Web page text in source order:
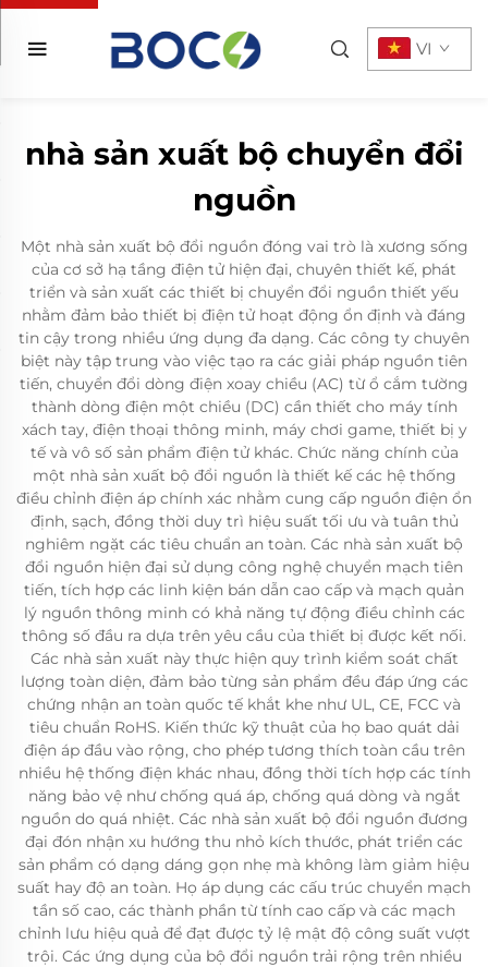
VI
nhà sản xuất bộ chuyển đổi
nguồn
Một nhà sản xuất bộ đổi nguồn đóng vai trò là xương sống
của cơ sở hạ tầng điện tử hiện đại, chuyên thiết kế, phát
triển và sản xuất các thiết bị chuyển đổi nguồn thiết yếu
nhằm đảm bảo thiết bị điện tử hoạt động ổn định và đáng
tin cậy trong nhiều ứng dụng đa dạng. Các công ty chuyên
biệt này tập trung vào việc tạo ra các giải pháp nguồn tiên
tiến, chuyển đổi dòng điện xoay chiều (AC) từ ổ cắm tường
thành dòng điện một chiều (DC) cần thiết cho máy tính
xách tay, điện thoại thông minh, máy chơi game, thiết bị y
tế và vô số sản phẩm điện tử khác. Chức năng chính của
một nhà sản xuất bộ đổi nguồn là thiết kế các hệ thống
điều chỉnh điện áp chính xác nhằm cung cấp nguồn điện ổn
định, sạch, đồng thời duy trì hiệu suất tối ưu và tuân thủ
nghiêm ngặt các tiêu chuẩn an toàn. Các nhà sản xuất bộ
đổi nguồn hiện đại sử dụng công nghệ chuyển mạch tiên
tiến, tích hợp các linh kiện bán dẫn cao cấp và mạch quản
lý nguồn thông minh có khả năng tự động điều chỉnh các
thông số đầu ra dựa trên yêu cầu của thiết bị được kết nối.
Các nhà sản xuất này thực hiện quy trình kiểm soát chất
lượng toàn diện, đảm bảo từng sản phẩm đều đáp ứng các
chứng nhận an toàn quốc tế khắt khe như UL, CE, FCC và
tiêu chuẩn RoHS. Kiến thức kỹ thuật của họ bao quát dải
điện áp đầu vào rộng, cho phép tương thích toàn cầu trên
nhiều hệ thống điện khác nhau, đồng thời tích hợp các tính
năng bảo vệ như chống quá áp, chống quá dòng và ngắt
nguồn do quá nhiệt. Các nhà sản xuất bộ đổi nguồn đương
đại đón nhận xu hướng thu nhỏ kích thước, phát triển các
sản phẩm có dạng dáng gọn nhẹ mà không làm giảm hiệu
suất hay độ an toàn. Họ áp dụng các cấu trúc chuyển mạch
tần số cao, các thành phần từ tính cao cấp và các mạch
chỉnh lưu hiệu quả để đạt được tỷ lệ mật độ công suất vượt
trội. Các ứng dụng của bộ đổi nguồn trải rộng trên nhiều